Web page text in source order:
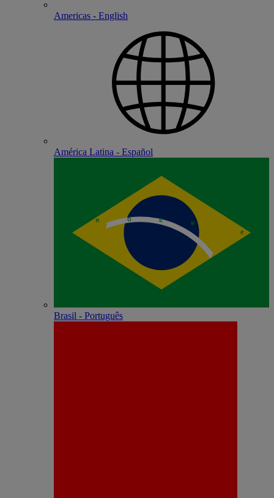
Americas - English
América Latina - Español
Brasil - Português